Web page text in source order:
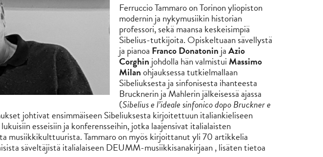
Ferruccio Tammaro on Torinon yliopiston
modernin ja nykymusiikin historian
professori, sekä maansa keskeisimpiä
Sibelius-tutkijoita. Opiskeltuaan sävellystä
ja pianoa Franco Donatonin jaAzio
Corghin johdolla hän valmistui Massimo
Milanohjauksessa tutkielmallaan
Sibeliuksesta ja sinfonisesta ihanteesta
Brucknerin ja Mahlerin jälkeisessä ajassa
(Sibelius e l’ideale sinfonico dopo Bruckner e
johtivat ensimmäiseen Sibeliuksesta kirjoitettuun italiankieliseen
esseisiin ja konferensseihin, jotka laajensivat italialaisten
musiikkikulttuurista. Tammaro on myös kirjoittanut yli 70 artikkelia
säveltäjistä italialaiseen DEUMM-musiikkisanakirjaan , lisäten tietoa